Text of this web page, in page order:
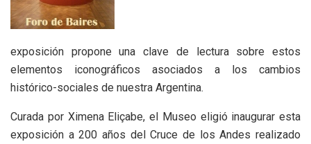
exposición propone una clave de lectura sobre estos
elementos iconográficos asociados a los cambios
histórico-sociales de nuestra Argentina.
Curada por Ximena Eliçabe, el Museo eligió inaugurar esta
exposición a 200 años del Cruce de los Andes realizado